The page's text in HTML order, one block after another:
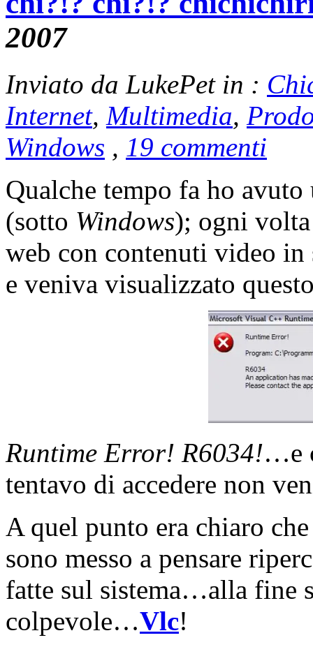
2007
Inviato da LukePet in :
Internet, Multimedia,
Windows , 19 commenti
Qualche tempo fa ho
(sotto Windows); ogni
web con contenuti video
e veniva visualizzato
Runtime Error! R6034!…e
tentavo di accedere non
A quel punto era chiaro
sono messo a pensare
fatte sul sistema…alla fine
colpevole…Vlc!